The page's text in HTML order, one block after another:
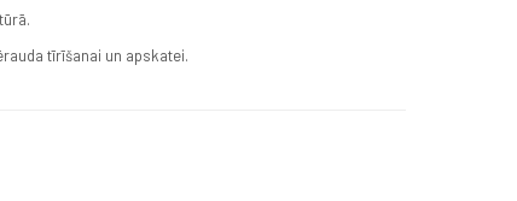
tīrīšanai un apskatei.